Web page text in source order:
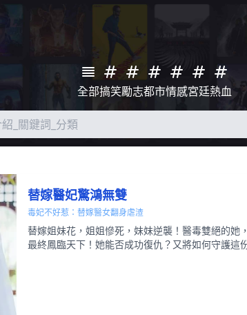
全部搞笑勵志都市情感宮廷熱血
替嫁醫妃驚鴻無雙
毒妃不好惹：替嫁醫女翻身虐渣
替嫁姐妹花，姐姐慘死，妹妹逆襲！醫毒雙絕的她
最終鳳臨天下！她能否成功復仇？又將如何守護這